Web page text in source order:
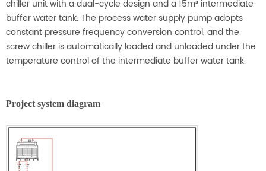
chiller unit with a dual-cycle design and a 15m³ intermediate
buffer water tank. The process water supply pump adopts
constant pressure frequency conversion control, and the
screw chiller is automatically loaded and unloaded under the
temperature control of the intermediate buffer water tank.
Project system diagram